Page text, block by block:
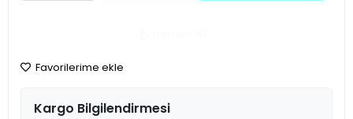
Favorilerime ekle
Kargo Bilgilendirmesi